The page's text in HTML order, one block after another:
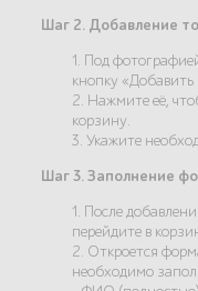
Шаг 2. Добавление
1. Под
кнопку «Добавить
2. Нажмите её,
корзину.
3. Укажите
Шаг 3. Заполнение
1. После
перейдите в
2. Откроется
необходимо